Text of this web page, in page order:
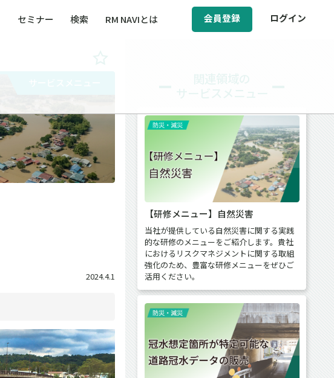
セミナー 検索 RM NAVIとは 会員登録 ログイン
BCP／BCM（事業継続マネジメント）
安全文化醸成／労働安全衛生
危機管理
海外
2024.4.1
【研修メニュー】自然災害
当社が提供している自然災害に関する実践
的な研修のメニューをご紹介します。貴社
におけるリスクマネジメントに関する取組
強化のため、豊富な研修メニューをぜひご
活用ください。